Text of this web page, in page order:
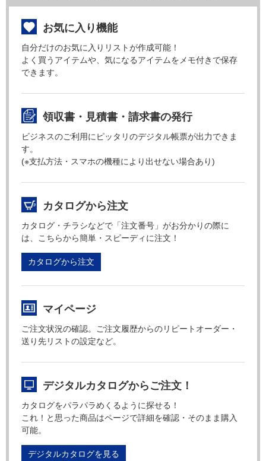
お気に入り機能
自分だけのお気に入りリストが作成可能！
よく買うアイテムや、気になるアイテムをメモ付きで保存
できます。
領収書・見積書・請求書の発行
ビジネスのご利用にピッタリのデジタル帳票が出力できま
す。
(※支払方法・スマホの機種により出せない場合あり)
カタログから注文
カタログ・チラシなどで「注文番号」がお分かりの際に
は、こちらから簡単・スピーディに注文！
カタログから注文
マイページ
ご注文状況の確認。ご注文履歴からのリピートオーダー・
送り先リストの設定など。
デジタルカタログからご注文！
カタログをパラパラめくるように探せる！
これ！と思った商品はページで詳細を確認・そのまま購入
可能。
デジタルカタログを見る